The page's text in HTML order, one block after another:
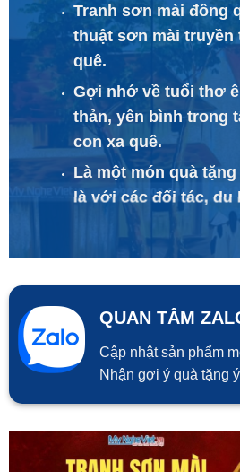
Tranh sơn mài đồng
thuật sơn mài truyền
quê.
Gợi nhớ về tuổi thơ
thản, yên bình trong
con xa quê.
Là một món quà
là với các đối tác, du
QUAN TÂM
Cập nhật sản phẩm
Nhận gợi ý quà tặng